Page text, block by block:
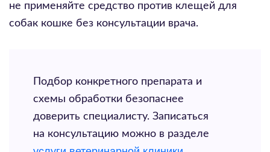
не применяйте средство против клещей для
собак кошке без консультации врача.
Подбор конкретного препарата и
схемы обработки безопаснее
доверить специалисту. Записаться
на консультацию можно в разделе